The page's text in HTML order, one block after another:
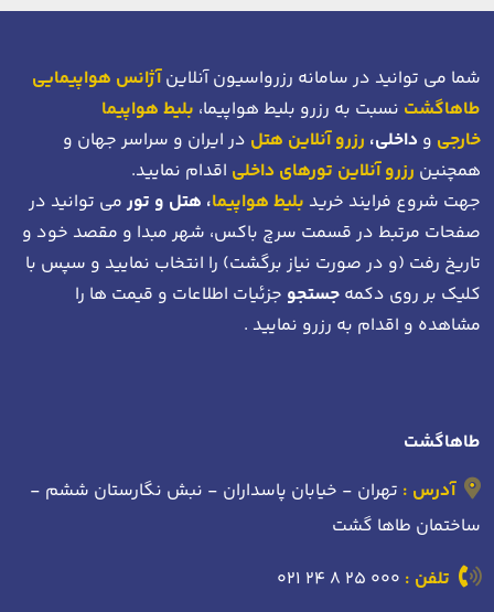
شما می توانید در سامانه رزرواسیون آنلاینآژانس هواپیمایی
طاهاگشت نسبت به رزرو بلیط هواپیما، بلیط هواپیما
خارجی و داخلی، رزرو آنلاین هتل در ایران و سراسر جهان و
همچنین رزرو آنلاین تورهای داخلی اقدام نمایید.
جهت شروع فرایند خرید بلیط هواپیما، هتل و تورمی توانید در
صفحات مرتبط در قسمت سرچ باکس، شهر مبدا و مقصد خود و
تاریخ رفت (و در صورت نیاز برگشت) را انتخاب نمایید و سپس با
کلیک بر روی دکمه جستجو جزئیات اطلاعات و قیمت ها را
مشاهده و اقدام به رزرو نمایید .
طاهاگشت
آدرس : تهران - خیابان پاسداران - نبش نگارستان ششم -
ساختمان طاها گشت
تلفن : 021 24 8 25 000